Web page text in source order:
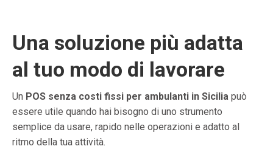
Una soluzione più adatta
al tuo modo di lavorare
Un POS senza costi fissi per ambulanti in Sicilia può
essere utile quando hai bisogno di uno strumento
semplice da usare, rapido nelle operazioni e adatto al
ritmo della tua attività.